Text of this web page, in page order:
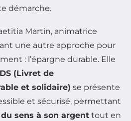
démarche.
Martin, animatrice
une autre approche pour
: l’épargne durable. Elle
(Livret de
et solidaire) se présente
et sécurisé, permettant
sens à son argent tout en